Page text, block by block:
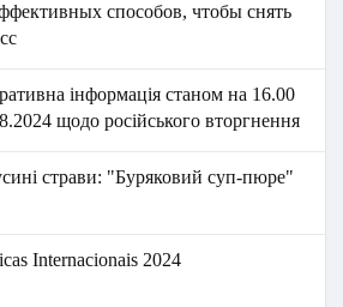
способов, чтобы снять
інформація станом на 16.00
щодо російського вторгнення
страви: "Буряковий суп-пюре"
Internacionais 2024